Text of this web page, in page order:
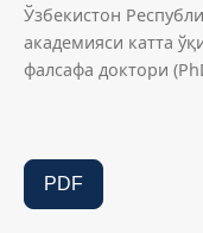
Ўзбекистон
академияси катта
фалсафа доктори
PDF